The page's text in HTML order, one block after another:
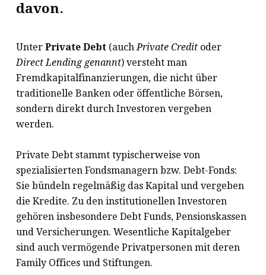
davon.
Unter Private Debt(auchPrivate Credit oder
Direct Lending genannt) versteht man
Fremdkapitalfinanzierungen, die nicht über
traditionelle Banken oder öffentliche Börsen,
sondern direkt durch Investoren vergeben
werden.
Private Debt stammt typischerweise von
spezialisierten Fondsmanagern bzw. Debt-Fonds:
Sie bündeln regelmäßig das Kapital und vergeben
die Kredite. Zu den institutionellen Investoren
gehören insbesondere Debt Funds, Pensionskassen
und Versicherungen. Wesentliche Kapitalgeber
sind auch vermögende Privatpersonen mit deren
Family Offices und Stiftungen.